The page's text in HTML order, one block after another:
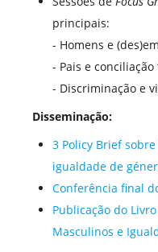
principais:
- Homens e
- Pais e
- Discriminação e
Disseminação:
3 Policy Brief
igualdade de
Conferência final
Publicação do
Masculinos e